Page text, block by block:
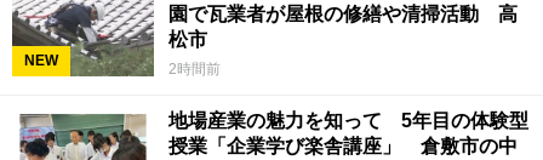
NEW
園で瓦業者が屋根の修繕や清掃活動 高
松市
2時間前
地場産業の魅力を知って 5年目の体験型
授業「企業学び楽舎講座」 倉敷市の中